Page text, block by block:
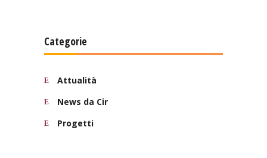
Categorie
Attualità
News da Cir
Progetti